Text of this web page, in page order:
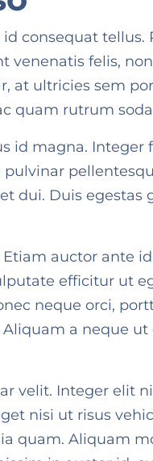
consequat
venenatis felis,
at ultricies sem
quam rutrum
id magna. Integer
dui. Duis egestas
auctor ante
efficitur ut
neque orci,
a neque
velit. Integer elit
nisi ut risus
quam. Aliquam